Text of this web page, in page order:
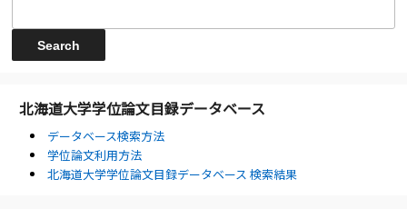
北海道大学学位論文目録データベース
データベース検索方法
学位論文利用方法
北海道大学学位論文目録データベース 検索結果